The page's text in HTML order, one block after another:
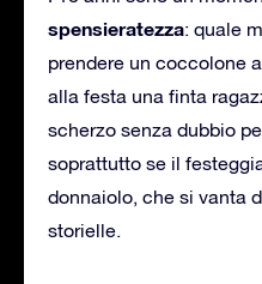
spensieratezza: quale
prendere un coccolone
alla festa una finta
scherzo senza dubbio
soprattutto se il
donnaiolo, che si vanta
storielle.